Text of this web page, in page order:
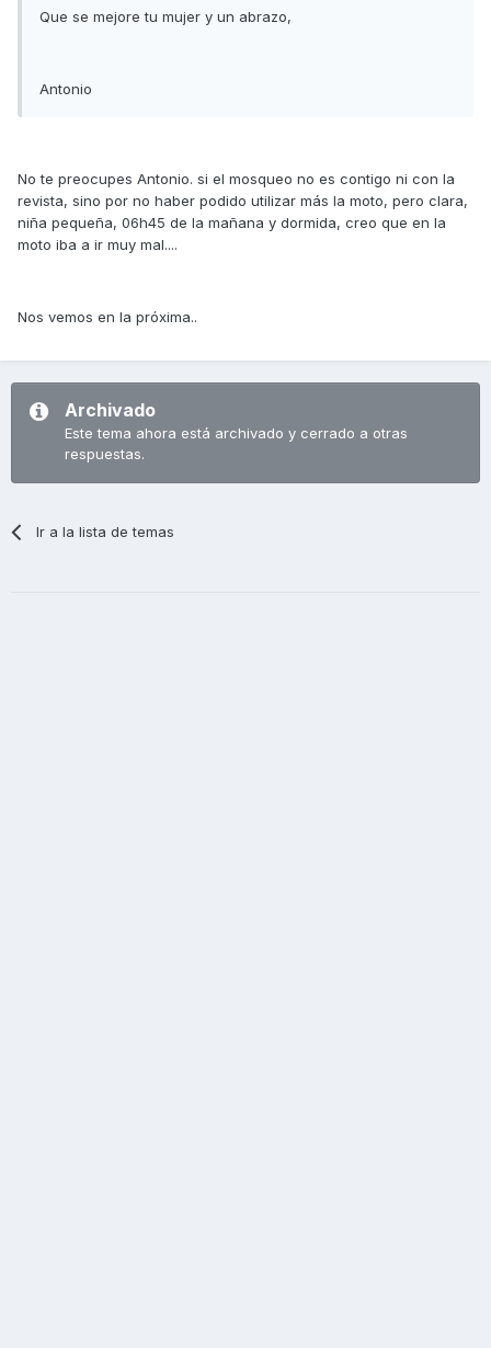
Que se mejore tu mujer y un abrazo,
Antonio
No te preocupes Antonio. si el mosqueo no es contigo ni con la
revista, sino por no haber podido utilizar más la moto, pero clara,
niña pequeña, 06h45 de la mañana y dormida, creo que en la
moto iba a ir muy mal....
Nos vemos en la próxima..
Archivado
Este tema ahora está archivado y cerrado a otras
respuestas.
Ir a la lista de temas